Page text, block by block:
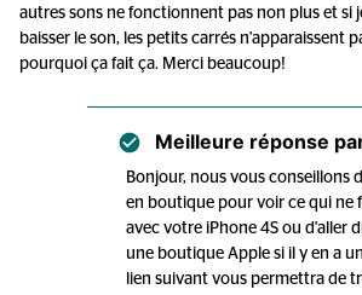
autres sons ne fonctionnent pas non plus et si
baisser le son, les petits carrés n'apparaissent
pourquoi ça fait ça. Merci beaucoup!
Meilleure réponse
Bonjour, nous vous conseillons
en boutique pour voir ce qui ne
avec votre iPhone 4S ou d'aller
une boutique Apple si il y en a
lien suivant vous permettra de